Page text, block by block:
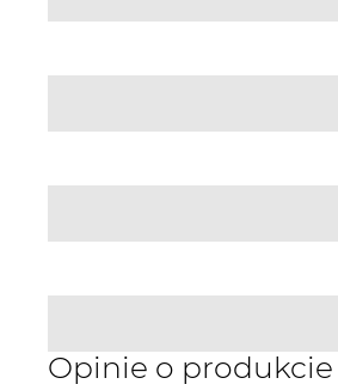
Opinie o produkcie